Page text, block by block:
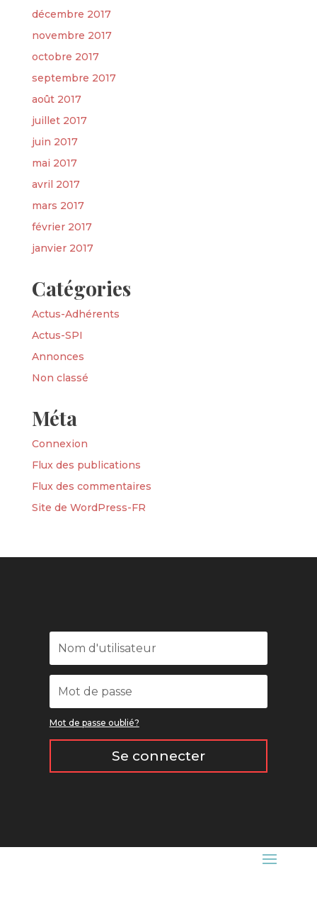
décembre 2017
novembre 2017
octobre 2017
septembre 2017
août 2017
juillet 2017
juin 2017
mai 2017
avril 2017
mars 2017
février 2017
janvier 2017
Catégories
Actus-Adhérents
Actus-SPI
Annonces
Non classé
Méta
Connexion
Flux des publications
Flux des commentaires
Site de WordPress-FR
Mot de passe oublié?
Se connecter